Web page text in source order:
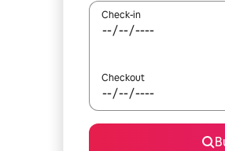
Check-in
Checkout